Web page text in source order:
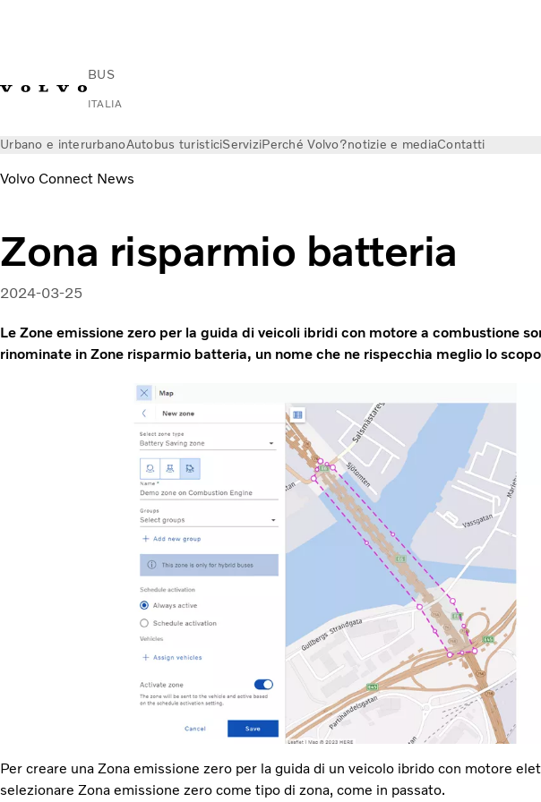
BUS
ITALIA
Urbano e interurbanoAutobus turisticiServiziPerché Volvo?notizie e mediaContatti
Volvo Connect News
Zona risparmio batteria
2024-03-25
Le Zone emissione zero per la guida di veicoli ibridi con motore a combustione
rinominate in Zone risparmio batteria, un nome che ne rispecchia meglio lo
Per creare una Zona emissione zero per la guida di un veicolo ibrido con motore
selezionare Zona emissione zero come tipo di zona, come in passato.